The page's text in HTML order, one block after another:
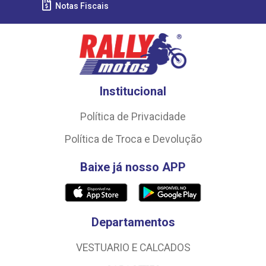
Notas Fiscais
Institucional
Política de Privacidade
Política de Troca e Devolução
Baixe já nosso APP
Departamentos
VESTUARIO E CALCADOS